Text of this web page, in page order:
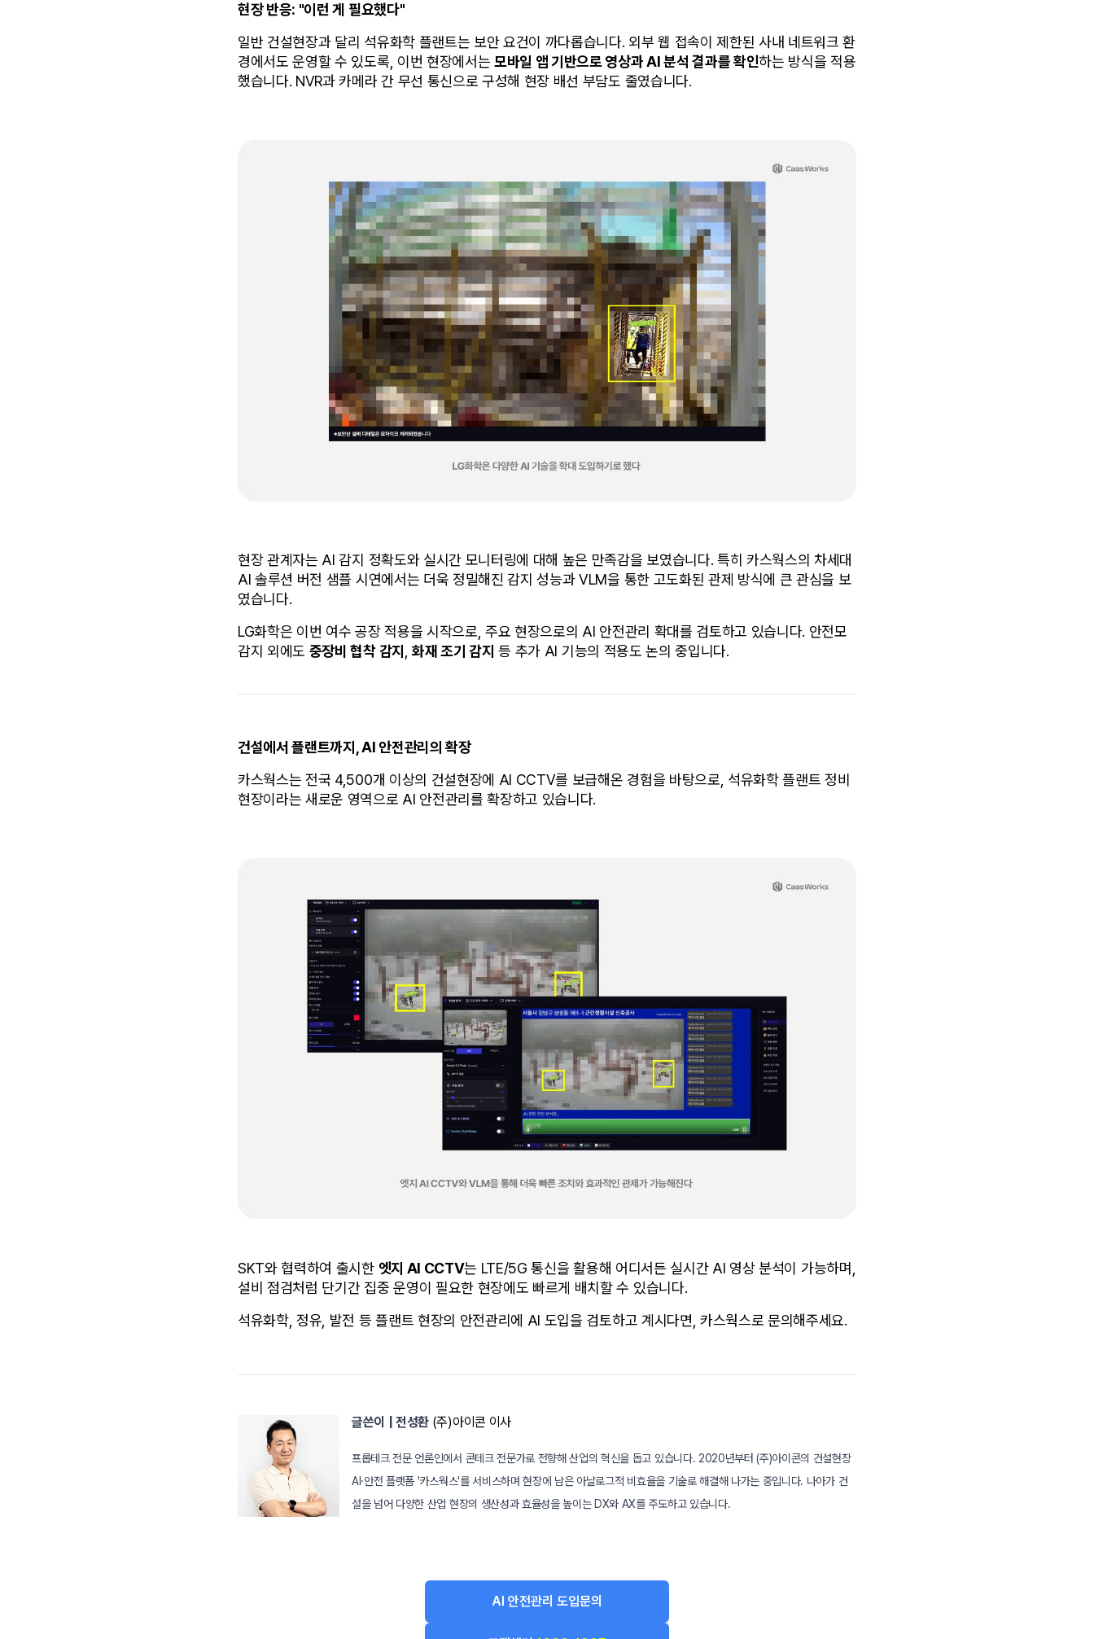
현장 반응: "이런 게 필요했다"
일반 건설현장과 달리 석유화학 플랜트는 보안 요건이 까다롭습니다. 외부 웹 접속이 제한된 사내 네트워크 환
경에서도 운영할 수 있도록, 이번 현장에서는 모바일 앱 기반으로 영상과 AI 분석 결과를 확인하는 방식을 적용
했습니다. NVR과 카메라 간 무선 통신으로 구성해 현장 배선 부담도 줄였습니다.
현장 관계자는 AI 감지 정확도와 실시간 모니터링에 대해 높은 만족감을 보였습니다. 특히 카스웍스의 차세대
AI 솔루션 버전 샘플 시연에서는 더욱 정밀해진 감지 성능과 VLM을 통한 고도화된 관제 방식에 큰 관심을 보
였습니다.
LG화학은 이번 여수 공장 적용을 시작으로, 주요 현장으로의 AI 안전관리 확대를 검토하고 있습니다. 안전모
감지 외에도 중장비 협착 감지 , 화재 조기 감지 등 추가 AI 기능의 적용도 논의 중입니다.
건설에서 플랜트까지, AI 안전관리의 확장
카스웍스는 전국 4,500개 이상의 건설현장에 AI CCTV를 보급해온 경험을 바탕으로, 석유화학 플랜트 정비
현장이라는 새로운 영역으로 AI 안전관리를 확장하고 있습니다.
SKT와 협력하여 출시한 엣지 AI CCTV는 LTE/5G 통신을 활용해 어디서든 실시간 AI 영상 분석이 가능하며,
설비 점검처럼 단기간 집중 운영이 필요한 현장에도 빠르게 배치할 수 있습니다.
석유화학, 정유, 발전 등 플랜트 현장의 안전관리에 AI 도입을 검토하고 계시다면, 카스웍스로 문의해주세요.
글쓴이 | 전성환 (주)아이콘 이사
프롭테크 전문 언론인에서 콘테크 전문가로 전향해 산업의 혁신을 돕고 있습니다. 2020년부터 (주)아이콘의 건설현장
AI·안전 플랫폼 '카스웍스'를 서비스하며 현장에 남은 아날로그적 비효율을 기술로 해결해 나가는 중입니다. 나아가 건
설을 넘어 다양한 산업 현장의 생산성과 효율성을 높이는 DX와 AX를 주도하고 있습니다.
AI 안전관리 도입문의